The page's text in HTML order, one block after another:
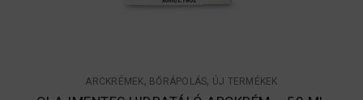
ARCKRÉMEK, BŐRÁPOLÁS, ÚJ TERMÉKEK